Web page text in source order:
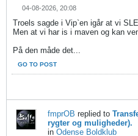
04-08-2026, 20:08
Troels sagde i Vip`en igår at vi
Men at vi har is i maven og kan
På den måde det...
GO TO POST
fmprOB replied to
rygter og muligheder).
in Odense Boldklub